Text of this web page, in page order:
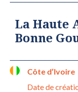
La Haute
Bonne
Côte d’Ivoire
Date de